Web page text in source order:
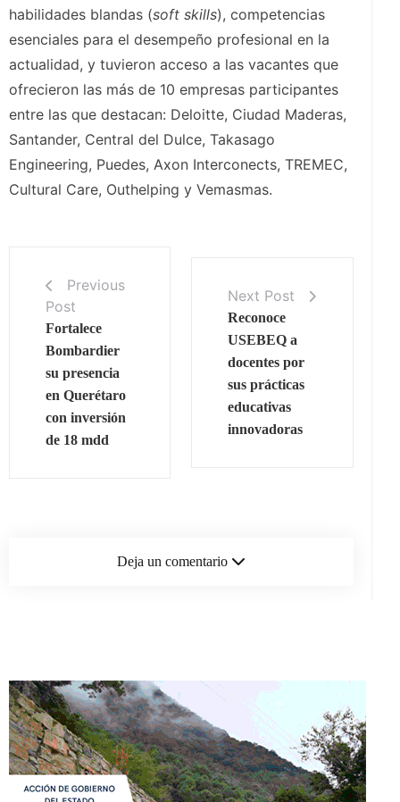
habilidades blandas (soft skills), competencias
esenciales para el desempeño profesional en la
actualidad, y tuvieron acceso a las vacantes que
ofrecieron las más de 10 empresas participantes
entre las que destacan: Deloitte, Ciudad Maderas,
Santander, Central del Dulce, Takasago
Engineering, Puedes, Axon Interconects, TREMEC,
Cultural Care, Outhelping y Vemasmas.
Previous
Post
Fortalece
Bombardier
su presencia
en Querétaro
con inversión
de 18 mdd
Next Post
Reconoce
USEBEQ a
docentes por
sus prácticas
educativas
innovadoras
Deja un comentario